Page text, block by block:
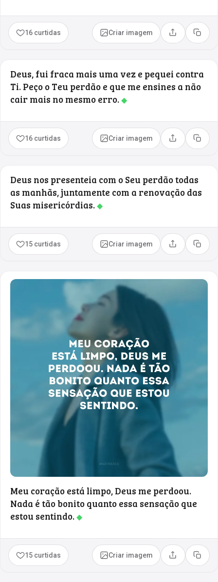
16 curtidas Criar imagem Compartilhar
Copiar
Deus, fui fraca mais uma vez e pequei contra
Ti. Peço o Teu perdão e que me ensines a não
cair mais no mesmo erro.◆
16 curtidas Criar imagem Compartilhar
Copiar
Deus nos presenteia com o Seu perdão todas
as manhãs, juntamente com a renovação das
Suas misericórdias.◆
15 curtidas Criar imagem Compartilhar
Copiar
Meu coração está limpo, Deus me perdoou.
Nada é tão bonito quanto essa sensação que
estou sentindo.◆
15 curtidas Criar imagem Compartilhar
Copiar